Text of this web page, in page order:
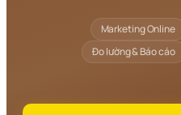
Marketing Online
Đo lường & Báo cáo